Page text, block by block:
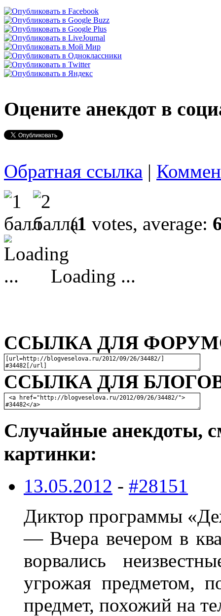
Оцените анекдот в
Обратная ссылка |
(1 votes, average:
Loading ...
ССЫЛКА ДЛЯ
ССЫЛКА ДЛЯ БЛОГОВ
Случайные анекдоты,
картинки:
13.05.2012 - #28151
Диктор программы
— Вчера вечером в
ворвались
угрожая предметом,
предмет, похожий на